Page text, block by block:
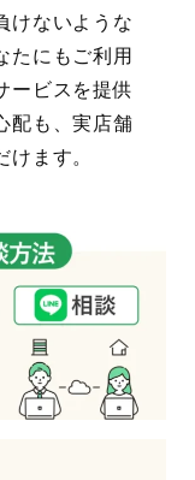
けないような
たにもご利用
ービスを提供
配も、実店舗
ます。